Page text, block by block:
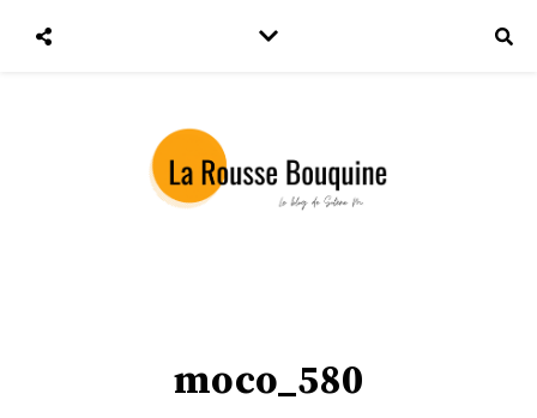
moco_580